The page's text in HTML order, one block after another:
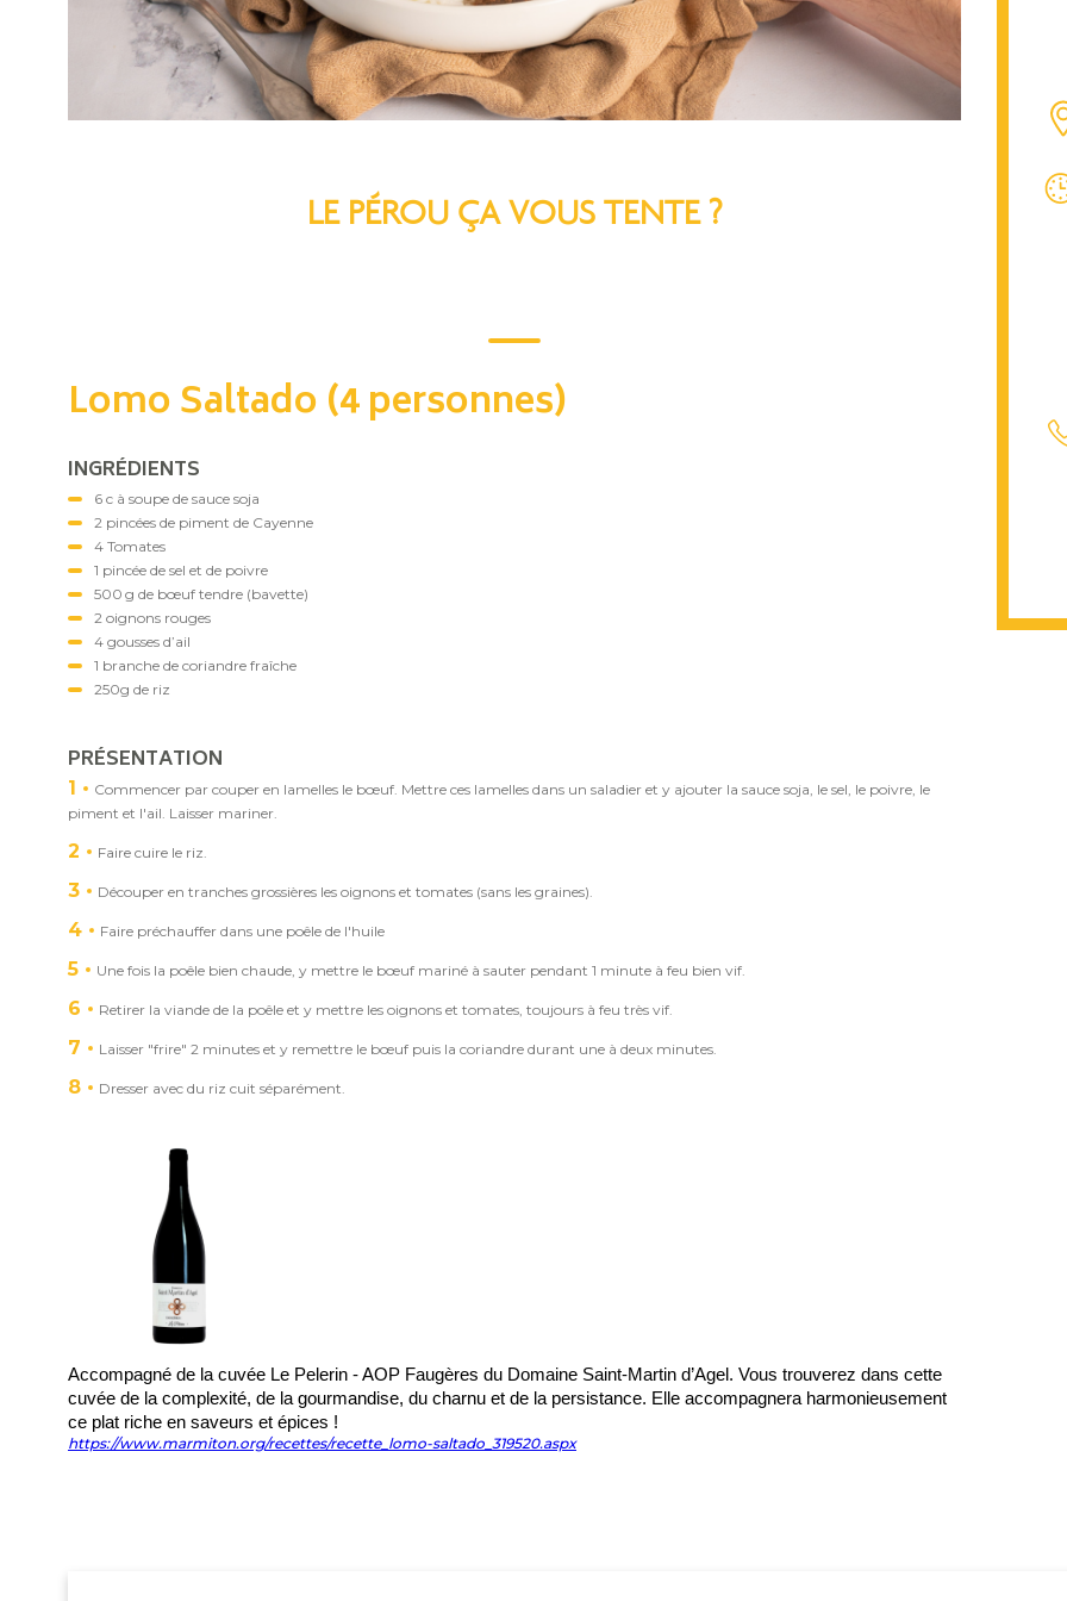
LE PÉROU ÇA VOUS TENTE ?
Lomo Saltado (4 personnes)
INGRÉDIENTS
6 c à soupe de sauce soja
2 pincées de piment de Cayenne
4 Tomates
1 pincée de sel et de poivre
500 g de bœuf tendre (bavette)
2 oignons rouges
4 gousses d’ail
1 branche de coriandre fraîche
250g de riz
PRÉSENTATION
1
Commencer par couper en lamelles le bœuf. Mettre ces lamelles dans un saladier et y ajouter la sauce soja, le sel, le poivre, le
piment et l'ail. Laisser mariner.
2 Faire cuire le riz.
3 Découper en tranches grossières les oignons et tomates (sans les graines).
4 Faire préchauffer dans une poêle de l'huile
5 Une fois la poêle bien chaude, y mettre le bœuf mariné à sauter pendant 1 minute à feu bien vif.
6 Retirer la viande de la poêle et y mettre les oignons et tomates, toujours à feu très vif.
7 Laisser "frire" 2 minutes et y remettre le bœuf puis la coriandre durant une à deux minutes.
8 Dresser avec du riz cuit séparément.
Accompagné de la cuvée Le Pelerin - AOP Faugères du Domaine Saint-Martin d’Agel. Vous trouverez dans cette
cuvée de la complexité, de la gourmandise, du charnu et de la persistance. Elle accompagnera harmonieusement
ce plat riche en saveurs et épices !
https://www.marmiton.org/recettes/recette_lomo-saltado_319520.aspx